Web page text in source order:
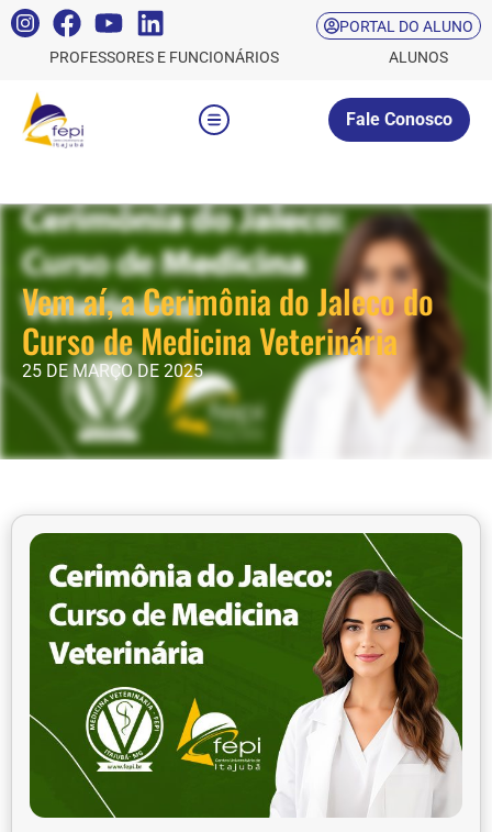
PORTAL DO ALUNO
PROFESSORES E FUNCIONÁRIOS
ALUNOS
Fale Conosco
Vem aí, a Cerimônia do Jaleco do
Curso de Medicina Veterinária
25 DE MARÇO DE 2025